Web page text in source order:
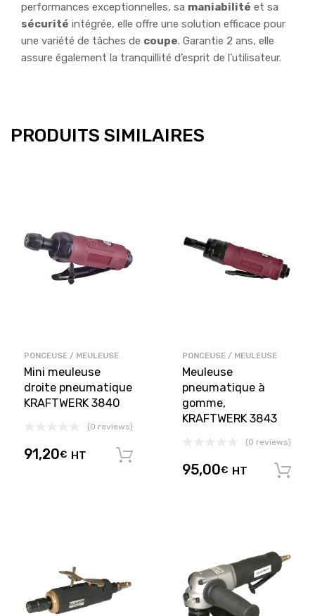
performances exceptionnelles, sa maniabilité et sa
sécurité intégrée, elle offre une solution efficace pour
une variété de tâches de coupe. Garantie 2 ans, elle
assure également la tranquillité d’esprit de l’utilisateur.
PRODUITS SIMILAIRES
PONCEUSE / MEULEUSE
Mini meuleuse
droite pneumatique
KRAFTWERK 3840
(0 reviews)
91,20€ HT
PONCEUSE / MEULEUSE
Meuleuse
pneumatique à
gomme,
KRAFTWERK 3843
(0 reviews)
95,00€ HT